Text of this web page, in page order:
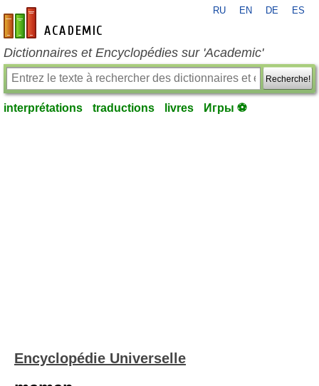
fr-academic.com
RU EN DE ES
Dictionnaires et Encyclopédies sur 'Academic'
Recherche!
interprétations traductions livres Игры ⚽
Encyclopédie Universelle